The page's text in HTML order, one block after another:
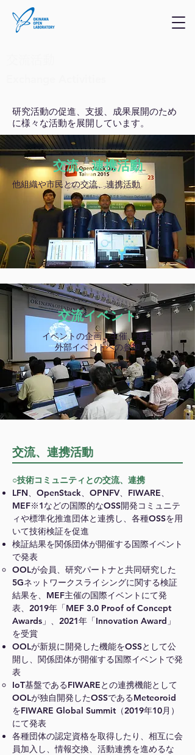
研究活動の促進、支援、成果展開のため
に様々な活動を展開しています。
交流、連携活動
他組織や市民との交流、連携活動
交流イベント
イベントの企画、主催、運営
外部イベントへの参加
交流、連携活動
○技術コミュニティとの交流、連携
LFN、OpenStack、OPNFV、FIWARE、
MEF※1などの国際的なOSS開発コミュニテ
ィや標準化推進団体と連携し、各種OSSを用
いて技術検証を促進
検証結果を関係団体が開催する国際イベント
で発表
OOLが会員、研究パートナと共同研究した
5Gネットワークスライシングに関する検証
結果を、MEF主催の国際イベントにて発
表、2019年「MEF 3.0 Proof of Concept
Awards」、2021年「Innovation Award」
を受賞
OOLが新規に開発した機能をOSSとして公
開し、関係団体が開催する国際イベントで発
表
IoT基盤であるFIWAREとの連携機能として
OOLが独自開発したOSSであるMeteoroid
をFIWARE Global Summit（2019年10月）
にて発表
各種団体の認定資格を取得したり、相互に会
員加入し、情報交換、活動連携を進めるな